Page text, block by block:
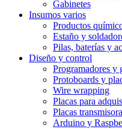
Gabinetes
Insumos varios
Productos
Estaño y
Pilas, baterías y
Diseño y control
Programadores y
Protoboards y
Wire wrapping
Placas para
Placas
Arduino y